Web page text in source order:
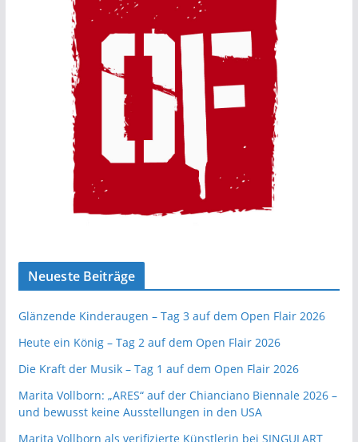
Neueste Beiträge
Glänzende Kinderaugen – Tag 3 auf dem Open Flair 2026
Heute ein König – Tag 2 auf dem Open Flair 2026
Die Kraft der Musik – Tag 1 auf dem Open Flair 2026
Marita Vollborn: „ARES“ auf der Chianciano Biennale 2026 –
und bewusst keine Ausstellungen in den USA
Marita Vollborn als verifizierte Künstlerin bei SINGULART